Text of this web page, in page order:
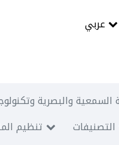
السمعية والبصرية
تنظيم التصنيفات